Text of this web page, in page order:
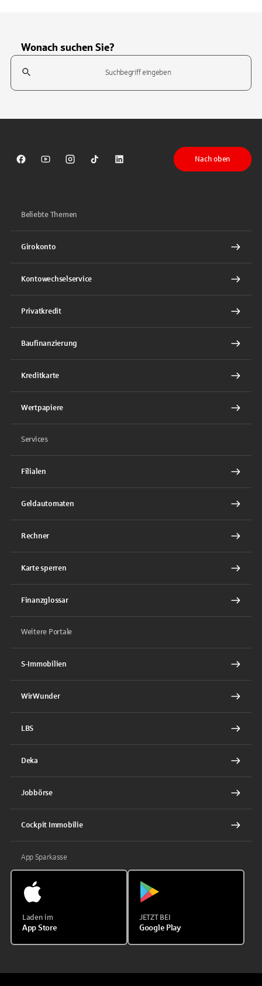
Wonach suchen Sie?
Suchfeld
Sparkasse auf Facebook
Sparkasse auf Youtube
Sparkasse auf Instagram
Sparkasse auf TikTok
Sparkasse auf LinkedIn
Nach oben
Beliebte Themen
Girokonto
Kontowechselservice
Privatkredit
Baufinanzierung
Kreditkarte
Wertpapiere
Services
Filialen
Geldautomaten
Rechner
Karte sperren
Finanzglossar
Weitere Portale
S-Immobilien
WirWunder
LBS
Deka
Jobbörse
Cockpit Immobilie
App Sparkasse
Laden im
App Store
JETZT BEI
Google Play